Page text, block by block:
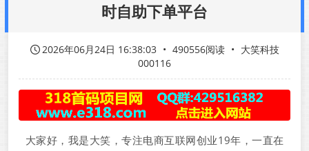
时自助下单平台
2026年06月24日 16:38:03 • 490556阅读 • 大笑科技
000116
大家好，我是大笑，专注电商互联网创业19年，一直在